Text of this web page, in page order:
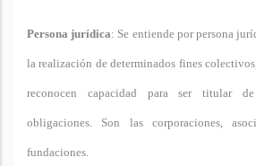
Persona jurídica: Se entiende por persona
la realización de determinados fines
reconocen capacidad para ser titular
obligaciones. Son las corporaciones,
fundaciones.